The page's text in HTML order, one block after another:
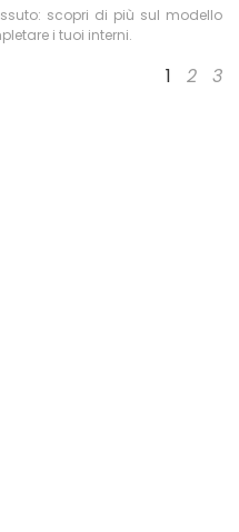
scopri di più sul modello
i tuoi interni.
1 2 3